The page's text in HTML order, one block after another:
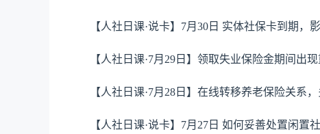
【人社日课·说卡】7月30日 实体社保卡到期，
【人社日课·7月29日】领取失业保险金期间出
【人社日课·7月28日】在线转移养老保险关系，
【人社日课·说卡】7月27日 如何妥善处置闲置社